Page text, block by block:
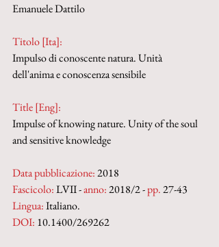
Emanuele Dattilo
Titolo [Ita]:
Impulso di conoscente natura. Unità
dell'anima e conoscenza sensibile
Title [Eng]:
Impulse of knowing nature. Unity of the soul
and sensitive knowledge
Data pubblicazione: 2018
Fascicolo: LVII - anno: 2018/2 - pp. 27-43
Lingua: Italiano.
DOI: 10.1400/269262